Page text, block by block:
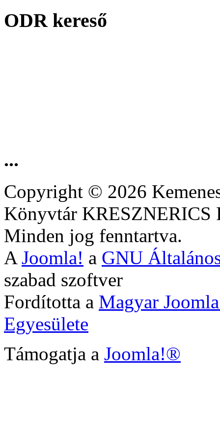
ODR kereső
...
Copyright © 2026
Könyvtár
Minden jog fenntartva.
A Joomla! a GNU
szabad szoftver
Fordította a Magyar
Egyesülete
Támogatja a Joomla!®